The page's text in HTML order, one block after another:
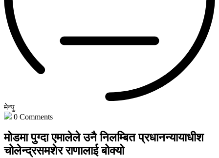
मेन्यु
0 Comments
मोडमा पुग्दा एमालेले उनै निलम्बित प्रधानन्यायाधीश
चोलेन्द्रसमशेर राणालाई बोक्यो